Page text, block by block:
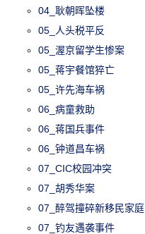
04_耿朝晖坠楼
05_人头税平反
05_渥京留学生惨案
05_蒋宇餐馆猝亡
05_许先海车祸
06_病童救助
06_蒋国兵事件
06_钟道昌车祸
07_CIC校园冲突
07_胡秀华案
07_醉驾撞碎新移民家庭
07_钓友遇袭事件